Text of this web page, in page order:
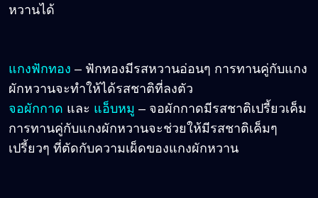
หวานได้
แกงฟักทอง – ฟักทองมีรสหวานอ่อนๆ การทานคู่กับแกง
ผักหวานจะทำให้ได้รสชาติที่ลงตัว
จอผักกาด และ แอ็บหมู – จอผักกาดมีรสชาติเปรี้ยวเค็ม
การทานคู่กับแกงผักหวานจะช่วยให้มีรสชาติเค็มๆ
เปรี้ยวๆ ที่ตัดกับความเผ็ดของแกงผักหวาน